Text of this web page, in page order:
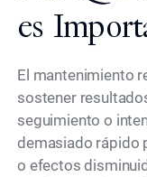
es
El mantenimiento
sostener
seguimiento o
demasiado rápido
o efectos